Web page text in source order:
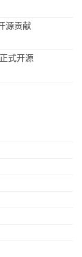
源贡献
式开源